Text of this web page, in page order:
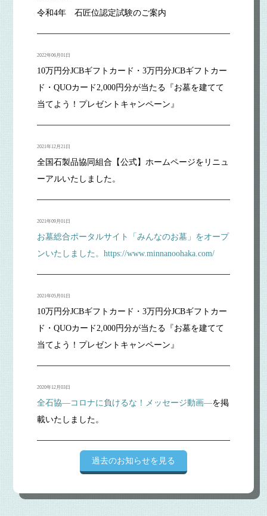
令和4年 石匠位認定試験のご案内
2022年06月01日
10万円分JCBギフトカード・3万円分JCBギフトカー
ド・QUOカード2,000円分が当たる『お墓を建てて
当てよう！プレゼントキャンペーン』
2021年12月21日
全国石製品協同組合【公式】ホームページをリニュ
ーアルいたしました。
2021年09月01日
お墓総合ポータルサイト「みんなのお墓」をオープ
ンいたしました。https://www.minnanoohaka.com/
2021年05月01日
10万円分JCBギフトカード・3万円分JCBギフトカー
ド・QUOカード2,000円分が当たる『お墓を建てて
当てよう！プレゼントキャンペーン』
2020年12月03日
全石協―コロナに負けるな！メッセージ動画―を掲
載いたしました。
過去のお知らせを見る